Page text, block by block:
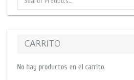
CARRITO
No hay productos en el carrito.